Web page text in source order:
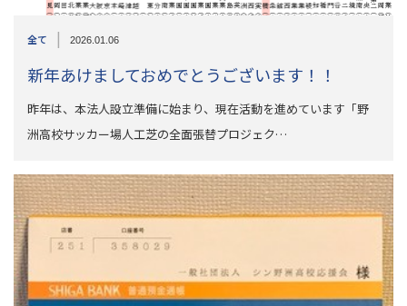
全て | 2026.01.06
新年あけましておめでとうございます！！
昨年は、本法人設立準備に始まり、現在活動を進めています「野
洲高校サッカー場人工芝の全面張替プロジェク…